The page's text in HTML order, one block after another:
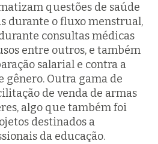
questões de saúde
durante o fluxo menstrual,
consultas médicas
entre outros, e também
salarial e contra a
gênero. Outra gama de
de venda de armas
algo que também foi
destinados a
da educação.